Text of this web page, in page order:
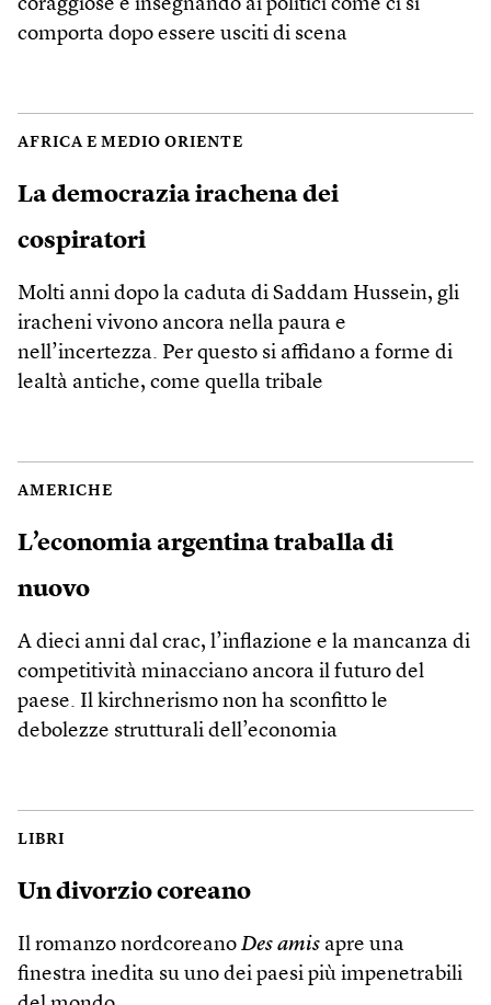
coraggiose e insegnando ai politici come ci si
comporta dopo essere usciti di scena
AFRICA E MEDIO ORIENTE
La democrazia irachena dei
cospiratori
Molti anni dopo la caduta di Saddam Hussein, gli
iracheni vivono ancora nella paura e
nell’incertezza. Per questo si affidano a forme di
lealtà antiche, come quella tribale
AMERICHE
L’economia argentina traballa di
nuovo
A dieci anni dal crac, l’inflazione e la mancanza di
competitività minacciano ancora il futuro del
paese. Il kirchnerismo non ha sconfitto le
debolezze strutturali dell’economia
LIBRI
Un divorzio coreano
Il romanzo nordcoreano Des amis apre una
finestra inedita su uno dei paesi più impenetrabili